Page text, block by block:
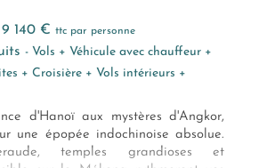
9 140 € ttc par personne
- Vols + Véhicule avec chauffeur +
+ Croisière + Vols intérieurs +
d'Hanoï aux mystères d'Angkor,
une épopée indochinoise absolue.
temples grandioses et